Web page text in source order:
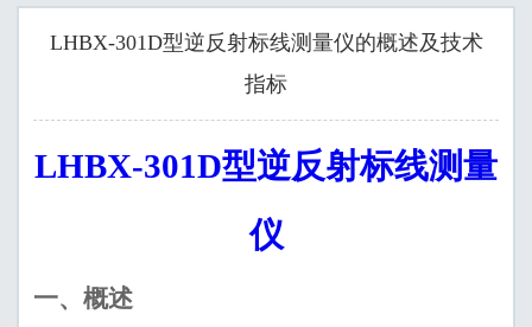
LHBX-301D型逆反射标线测量仪的概述及技术
指标
LHBX-301D型逆反射标线测量
仪
一、概述